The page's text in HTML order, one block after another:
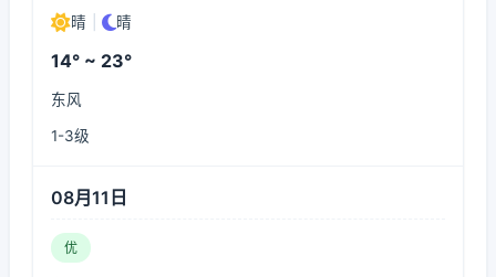
晴 晴
14° ~ 23°
东风
1-3级
08月11日
优